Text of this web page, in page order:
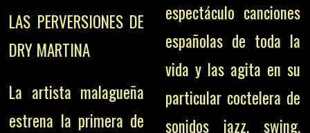
LAS PERVERSIONES DE
DRY MARTINA
La artista malagueña
estrena la primera de
espectáculo canciones
españolas de toda la
vida y las agita en su
particular coctelera de
sonidos jazz, swing,